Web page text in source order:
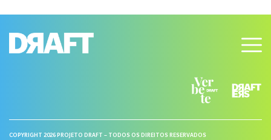
COPYRIGHT 2026 PROJETO DRAFT – TODOS OS DIREITOS RESERVADOS